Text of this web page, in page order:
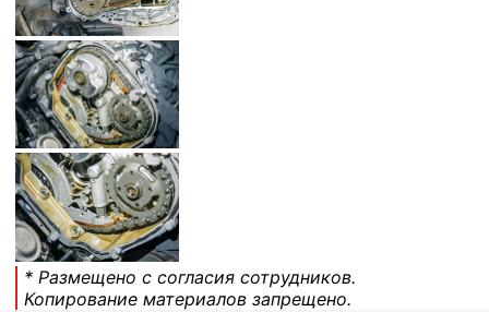
* Размещено с согласия сотрудников.
Копирование материалов запрещено.